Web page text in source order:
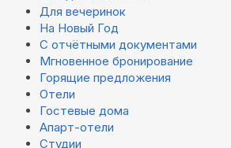
Для вечеринок
На Новый Год
С отчётными документами
Мгновенное бронирование
Горящие предложения
Отели
Гостевые дома
Апарт-отели
Студии